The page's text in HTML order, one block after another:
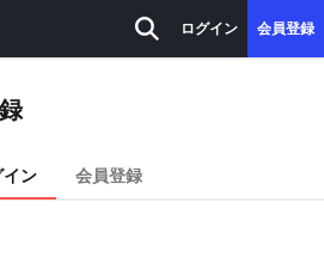
ログイン 会員登録
イン 会員登録